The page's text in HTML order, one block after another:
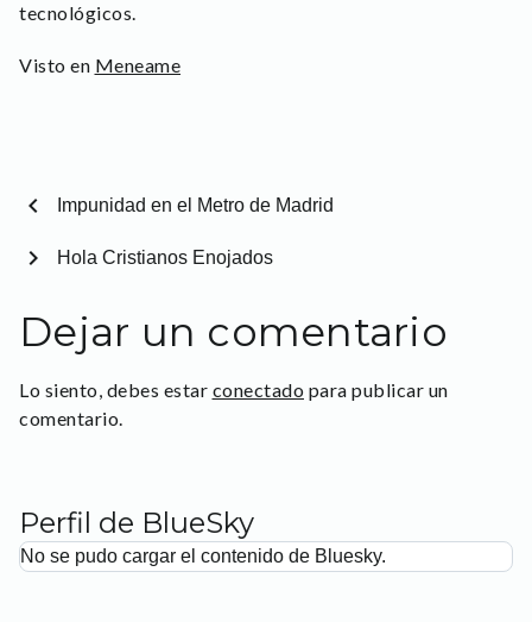
tecnológicos.
Visto en Meneame
chevron_left Impunidad en el Metro de Madrid
Hola Cristianos Enojados
chevron_right
Dejar un comentario
Lo siento, debes estar conectado para publicar un
comentario.
Perfil de BlueSky
No se pudo cargar el contenido de Bluesky.